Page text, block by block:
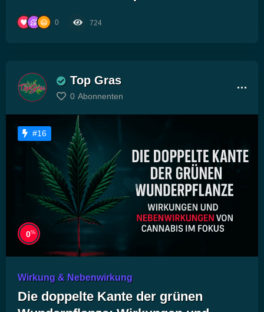
0 724
Top Gras
0 Abonnenten
#16
0%
Wirkung & Nebenwirkung
Die doppelte Kante der grünen